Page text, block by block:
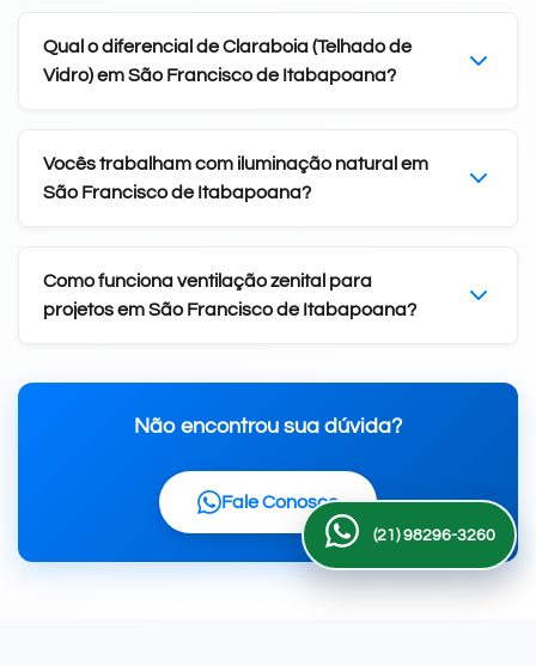
Qual o diferencial de Claraboia (Telhado de
Vidro) em São Francisco de Itabapoana?
Vocês trabalham com iluminação natural em
São Francisco de Itabapoana?
Como funciona ventilação zenital para
projetos em São Francisco de Itabapoana?
Não encontrou sua dúvida?
Fale Conosco
(21) 98296-3260